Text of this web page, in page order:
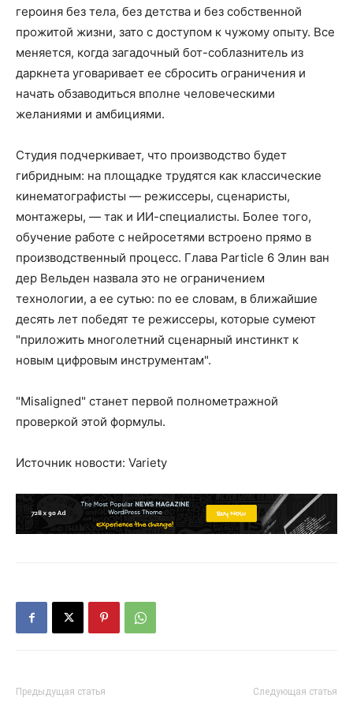
героиня без тела, без детства и без собственной
прожитой жизни, зато с доступом к чужому опыту. Все
меняется, когда загадочный бот-соблазнитель из
даркнета уговаривает ее сбросить ограничения и
начать обзаводиться вполне человеческими
желаниями и амбициями.
Студия подчеркивает, что производство будет
гибридным: на площадке трудятся как классические
кинематографисты — режиссеры, сценаристы,
монтажеры, — так и ИИ-специалисты. Более того,
обучение работе с нейросетями встроено прямо в
производственный процесс. Глава Particle 6 Элин ван
дер Вельден назвала это не ограничением
технологии, а ее сутью: по ее словам, в ближайшие
десять лет победят те режиссеры, которые сумеют
"приложить многолетний сценарный инстинкт к
новым цифровым инструментам".
"Misaligned" станет первой полнометражной
проверкой этой формулы.
Источник новости: Variety
Предыдущая статья Следующая статья